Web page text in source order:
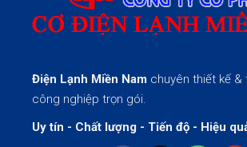
Điện Lạnh Miền Namchuyên thiết kế &
công nghiệp trọn gói.
Uy tín - Chất lượng - Tiến độ - Hiệu